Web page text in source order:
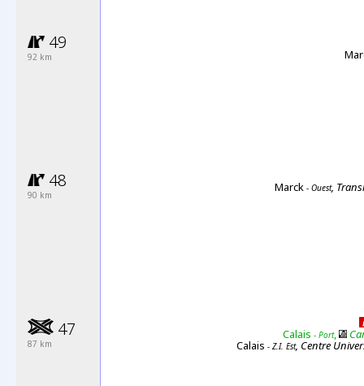
49
92 km
48
90 km
Marck - Ouest,
47
87 km
Calais - Port,
Calais - Z.I. Est, Centre